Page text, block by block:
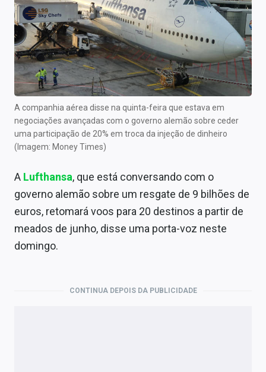
Carteiras Recomendadas
Central de Dividendos
Central de Fundos Imobiliários
Central dos IPOs
Renda Fixa
Finanças Pessoais
Mercados
Economia
Empresas
A companhia aérea disse na quinta-feira que estava em
negociações avançadas com o governo alemão sobre ceder
uma participação de 20% em troca da injeção de dinheiro
(Imagem: Money Times)
A Lufthansa, que está conversando com o
governo alemão sobre um resgate de 9 bilhões de
euros, retomará voos para 20 destinos a partir de
meados de junho, disse uma porta-voz neste
domingo.
CONTINUA DEPOIS DA PUBLICIDADE